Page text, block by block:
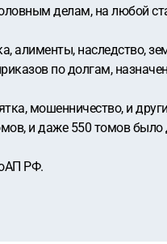
делам, на любой
алименты, наследство,
по долгам,
мошенничество, и
и даже 550 томов было
РФ.